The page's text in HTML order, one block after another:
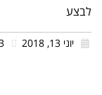
לבצע
יוני 13, 2018